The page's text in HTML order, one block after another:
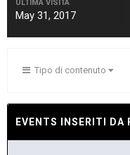
ULTIMA VISITA
May 31, 2017
Tipo di contenuto
EVENTS INSERITI DA